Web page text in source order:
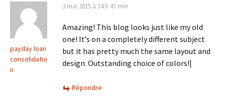
payday loan
consolidatio
n
3 mai 2015 à 14 h 47 min
Amazing! This blog looks just like my old
one! It’s on a completely different subject
but it has pretty much the same layout and
design. Outstanding choice of colors!|
Répondre